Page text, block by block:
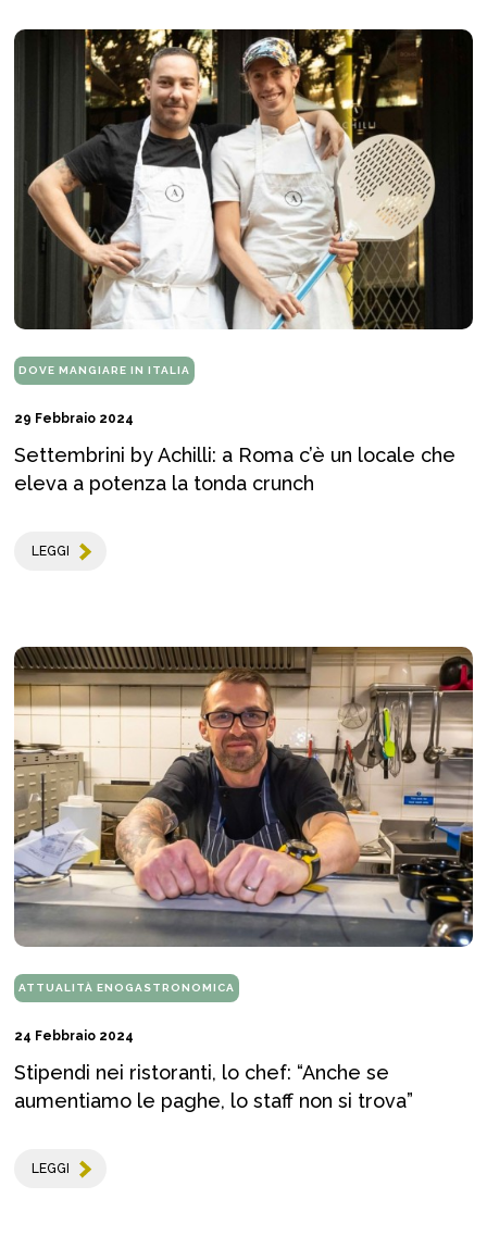
DOVE MANGIARE IN ITALIA
29 Febbraio 2024
Settembrini by Achilli: a Roma c’è un locale che
eleva a potenza la tonda crunch
LEGGI
ATTUALITÀ ENOGASTRONOMICA
24 Febbraio 2024
Stipendi nei ristoranti, lo chef: “Anche se
aumentiamo le paghe, lo staff non si trova”
LEGGI